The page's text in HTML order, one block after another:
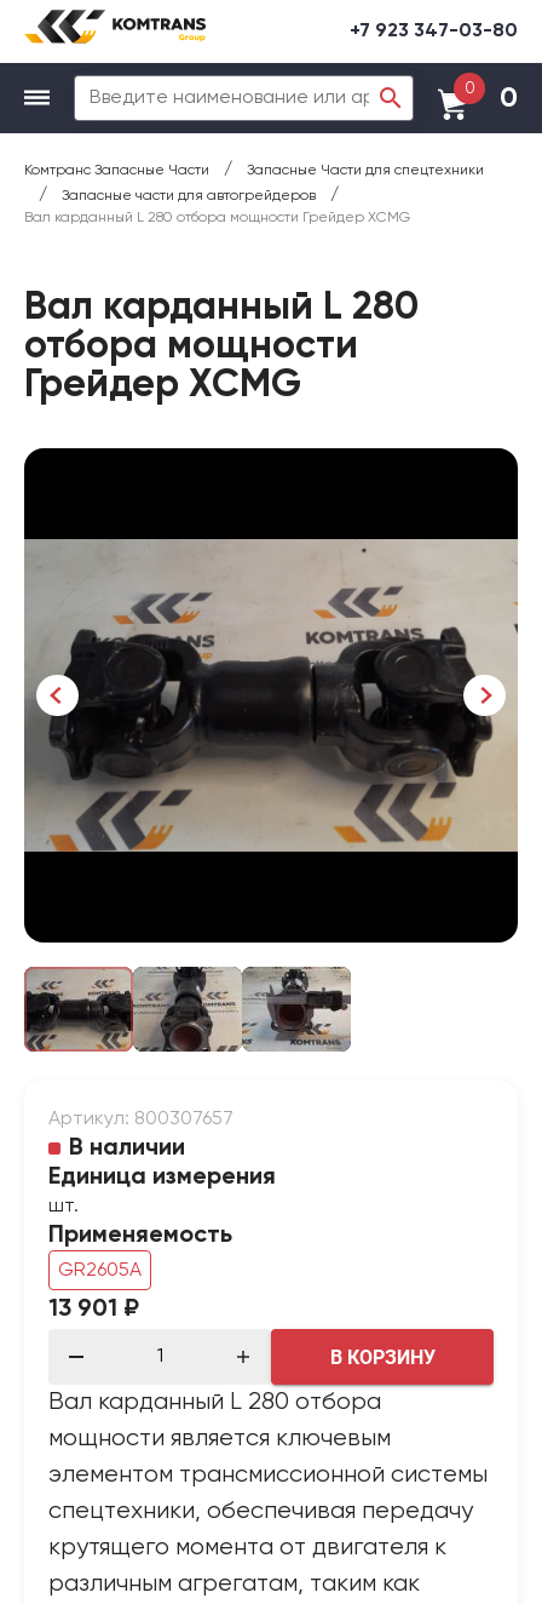
+7 923 347-03-80
0 0
Комтранс Запасные Части / Запасные Части для спецтехники
/ Запасные части для автогрейдеров /
Вал карданный L 280 отбора мощности Грейдер XCMG
Вал карданный L 280
отбора мощности
Грейдер XCMG
Артикул: 800307657
В наличии
Единица измерения
шт.
Применяемость
GR2605A
13 901 ₽
В КОРЗИНУ
Вал карданный L 280 отбора
мощности является ключевым
элементом трансмиссионной системы
спецтехники, обеспечивая передачу
крутящего момента от двигателя к
различным агрегатам, таким как